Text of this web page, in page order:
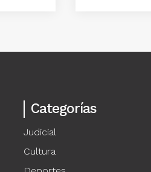
Categorías
Judicial
Cultura